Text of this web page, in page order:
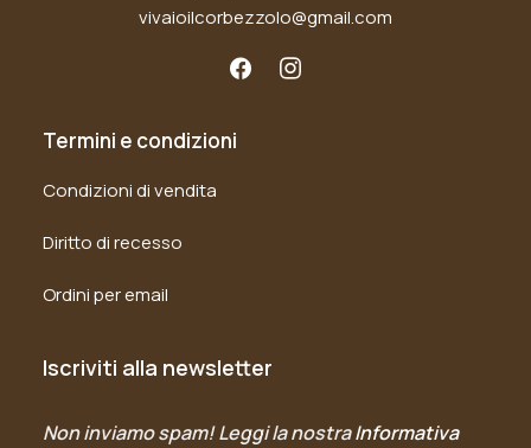
vivaioilcorbezzolo@gmail.com
Termini e condizioni
Condizioni di vendita
Diritto di recesso
Ordini per email
Iscriviti alla newsletter
Non inviamo spam! Leggi la nostraInformativa